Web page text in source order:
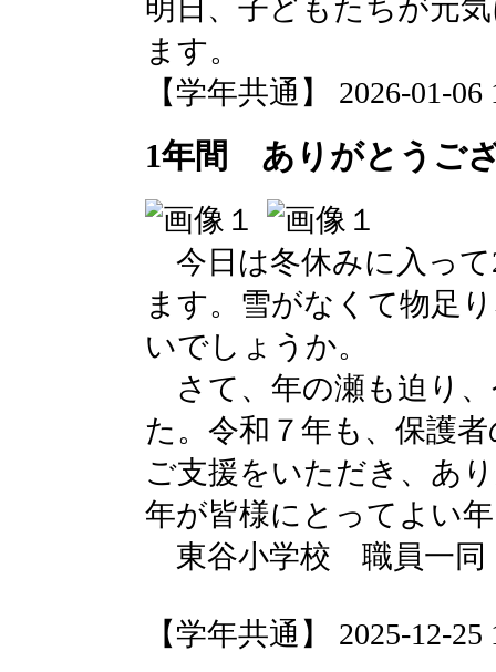
明日、子どもたちが元
ます。
【学年共通】 2026-01-06
1年間 ありがとうご
今日は冬休みに入っ
ます。雪がなくて物足
いでしょうか。
さて、年の瀬も迫り
た。令和７年も、保護
ご支援をいただき、あ
年が皆様にとってよい
東谷小学校 職員一同
【学年共通】 2025-12-25